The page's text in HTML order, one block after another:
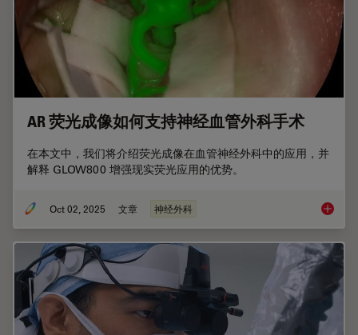
AR 荧光成像如何支持神经血管外科手术
在本文中，我们将介绍荧光成像在血管神经外科中的应用，并
解释 GLOW800 增强现实荧光应用的优势。
Oct 02, 2025 文章 神经外科 AR 荧